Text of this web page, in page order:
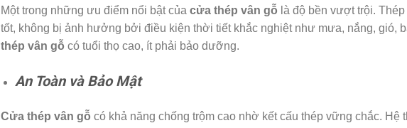
Một trong những ưu điểm nổi bật của cửa thép vân gỗ là độ bền vượt trội.
tốt, không bị ảnh hưởng bởi điều kiện thời tiết khắc nghiệt như mưa, nắng, gió,
thép vân gỗ có tuổi thọ cao, ít phải bảo dưỡng.
An Toàn và Bảo Mật
Cửa thép vân gỗ có khả năng chống trộm cao nhờ kết cấu thép vững chắc. Hệ